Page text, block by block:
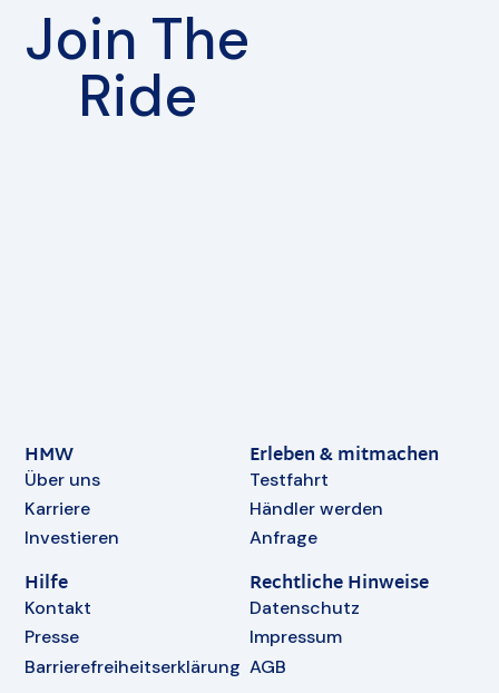
Join The
Ride
HMW
Über uns
Karriere
Investieren
Erleben & mitmachen
Testfahrt
Händler werden
Anfrage
Hilfe
Kontakt
Presse
Barrierefreiheitserklärung
Rechtliche Hinweise
Datenschutz
Impressum
AGB